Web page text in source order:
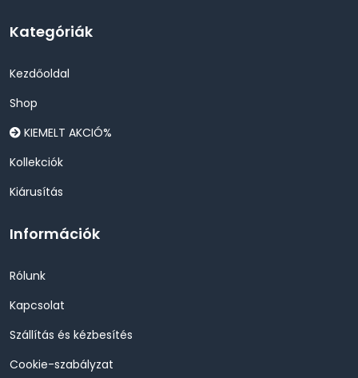
Kategóriák
Kezdőoldal
Shop
KIEMELT AKCIÓ%
Kollekciók
Kiárusítás
Információk
Rólunk
Kapcsolat
Szállítás és kézbesítés
Cookie-szabályzat